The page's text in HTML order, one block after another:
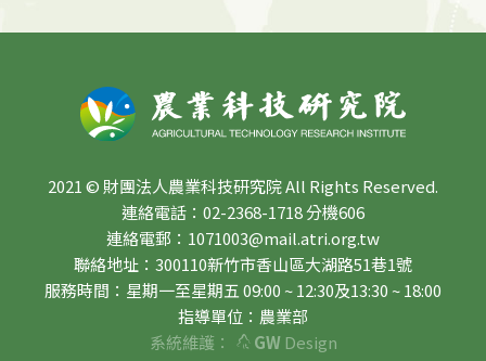
2021 © 財團法人農業科技研究院 All Rights Reserved.
連絡電話：02-2368-1718 分機606
連絡電郵：1071003@mail.atri.org.tw
聯絡地址：300110新竹市香山區大湖路51巷1號
服務時間：星期一至星期五 09:00 ~ 12:30及13:30 ~ 18:00
指導單位：農業部
系統維護：
GWDesign